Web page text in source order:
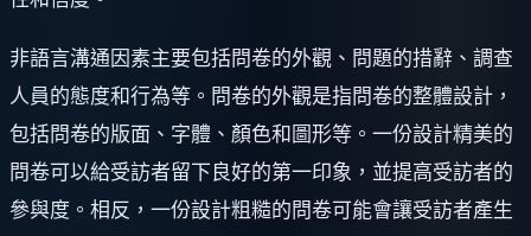
非語言溝通因素主要包括問卷的外觀、問題的措辭、調查
人員的態度和行為等。問卷的外觀是指問卷的整體設計，
包括問卷的版面、字體、顏色和圖形等。一份設計精美的
問卷可以給受訪者留下良好的第一印象，並提高受訪者的
參與度。相反，一份設計粗糙的問卷可能會讓受訪者產生